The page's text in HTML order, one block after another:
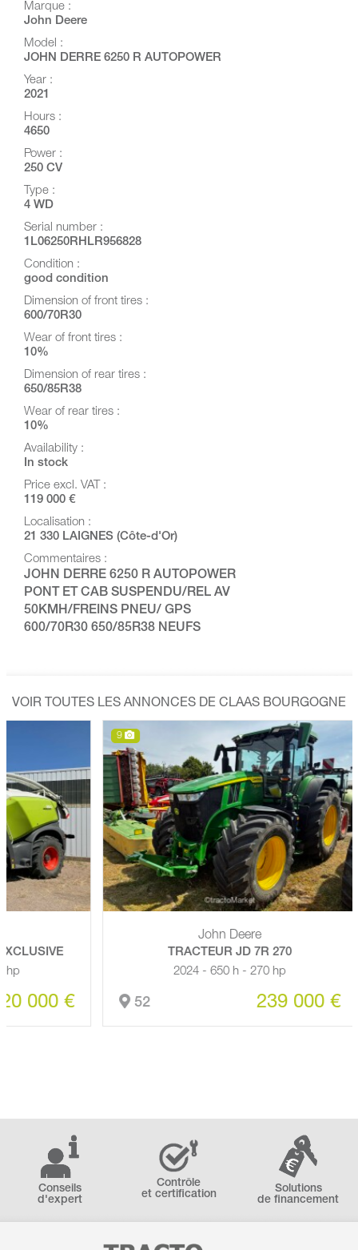
Marque :
John Deere
Model :
JOHN DERRE 6250 R AUTOPOWER
Year :
2021
Hours :
4650
Power :
250 CV
Type :
4 WD
Serial number :
1L06250RHLR956828
Condition :
good condition
Dimension of front tires :
600/70R30
Wear of front tires :
10%
Dimension of rear tires :
650/85R38
Wear of rear tires :
10%
Availability :
In stock
Price excl. VAT :
119 000 €
Localisation :
21 330 LAIGNES (Côte-d'Or)
Commentaires :
JOHN DERRE 6250 R AUTOPOWER
PONT ET CAB SUSPENDU/REL AV
50KMH/FREINS PNEU/ GPS
600/70R30 650/85R38 NEUFS
VOIR TOUTES LES ANNONCES DE CLAAS BOURGOGNE
€
John Deere
TRACTEUR JD 7R 270
2024 - 650 h - 270 hp
239 000 €
Conseils
d'expert
Contrôle
et certification
Solutions
de financement